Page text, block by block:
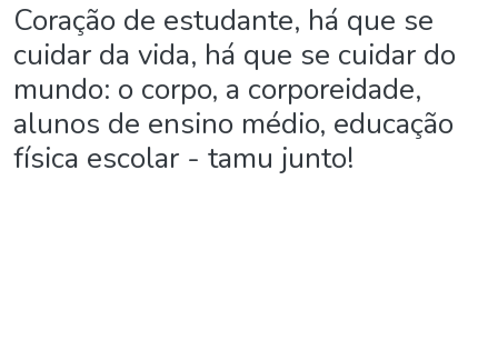
Coração de estudante, há que se
cuidar da vida, há que se cuidar do
mundo: o corpo, a corporeidade,
alunos de ensino médio, educação
física escolar - tamu junto!